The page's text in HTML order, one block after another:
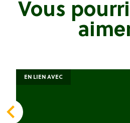
Vous
EN LIEN AVEC